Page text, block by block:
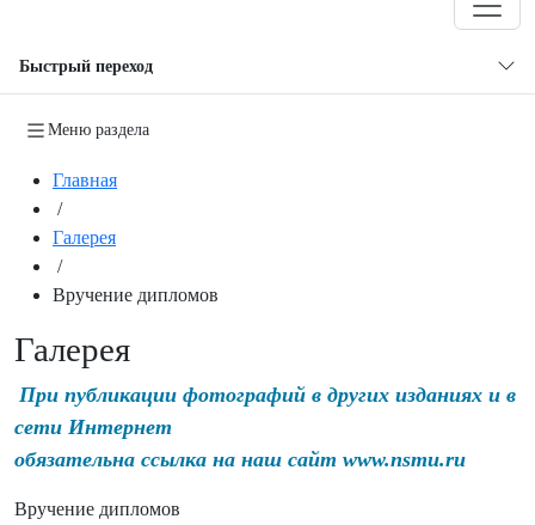
Быстрый переход
Меню раздела
Главная
/
Галерея
/
Вручение дипломов
Галерея
При публикации фотографий в других изданиях и в
сети Интернет
обязательна ссылка на наш сайт www.nsmu.ru
Вручение дипломов